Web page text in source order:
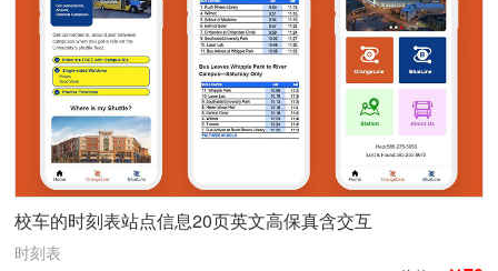
校车的时刻表站点信息20页英文高保真含交互
时刻表